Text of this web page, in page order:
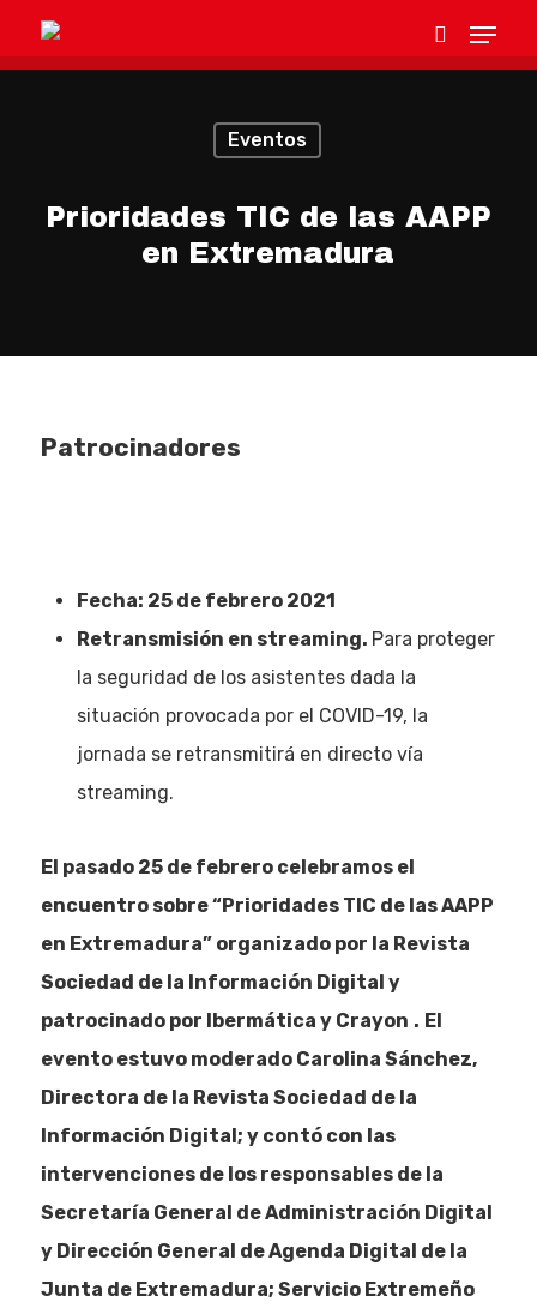
Hit enter to search or ESC to close
Eventos
Prioridades TIC de las AAPP
en Extremadura
Patrocinadores
Fecha: 25 de febrero 2021
Retransmisión en streaming. Para proteger
la seguridad de los asistentes dada la
situación provocada por el COVID-19, la
jornada se retransmitirá en directo vía
streaming.
El pasado 25 de febrero celebramos el
encuentro sobre “Prioridades TIC de las AAPP
en Extremadura” organizado por la Revista
Sociedad de la Información Digital y
patrocinado por Ibermática y Crayon . El
evento estuvo moderado Carolina Sánchez,
Directora de la Revista Sociedad de la
Información Digital; y contó con las
intervenciones de los responsables de la
Secretaría General de Administración Digital
y Dirección General de Agenda Digital de la
Junta de Extremadura; Servicio Extremeño